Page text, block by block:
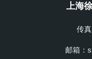
上海
传
邮箱：